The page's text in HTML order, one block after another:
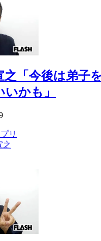
之「今後は弟子
かも」
リ
之